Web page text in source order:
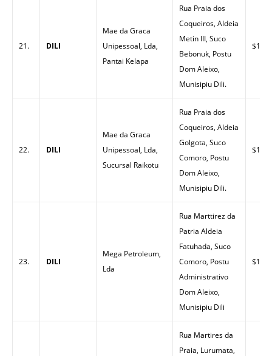
21. DILI
Mae da Graca
Unipessoal, Lda,
Pantai Kelapa
Rua Praia dos
Coqueiros, Aldeia
Metin III, Suco
Bebonuk, Postu
Dom Aleixo,
Munisipiu Dili.
$1.59
22. DILI
Mae da Graca
Unipessoal, Lda,
Sucursal Raikotu
Rua Praia dos
Coqueiros, Aldeia
Golgota, Suco
Comoro, Postu
Dom Aleixo,
Munisipiu Dili.
$1.56
23. DILI
Mega Petroleum,
Lda
Rua Marttirez da
Patria Aldeia
Fatuhada, Suco
Comoro, Postu
Administrativo
Dom Aleixo,
Munisipiu Dili
$1.49
Rua Martires da
Praia, Lurumata,